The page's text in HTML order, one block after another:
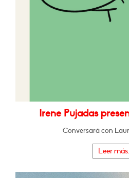
Irene Pujadas
Conversará con
Leer